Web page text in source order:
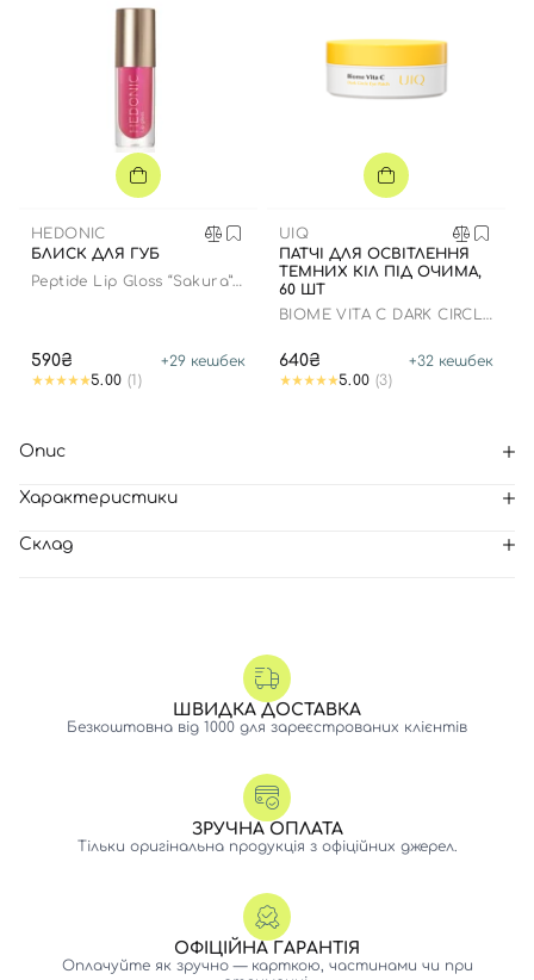
HEDONIC
БЛИСК ДЛЯ ГУБ
Peptide Lip Gloss “Sakura”
590₴ +29 кешбек
5.00 (1)
UIQ
ПАТЧІ ДЛЯ ОСВІТЛЕННЯ
ТЕМНИХ КІЛ ПІД ОЧИМА,
60 ШТ
BIOME VITA C DARK CIRCLE
640₴ +32 кешбек
5.00 (3)
Опис
Характеристики
Склад
ШВИДКА ДОСТАВКА
Безкоштовна від 1000 для зареєстрованих клієнтів
ЗРУЧНА ОПЛАТА
Тільки оригінальна продукція з офіційних джерел.
ОФІЦІЙНА ГАРАНТІЯ
Оплачуйте як зручно — карткою, частинами чи при